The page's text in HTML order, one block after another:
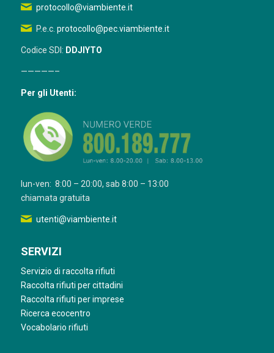
protocollo@viambiente.it
P.e.c. protocollo@pec.viambiente.it
Codice SDI: DDJIYTO
—————–
Per gli Utenti:
lun-ven: 8:00 – 20:00, sab 8:00 – 13:00
chiamata gratuita
utenti@viambiente.it
SERVIZI
Servizio di raccolta rifiuti
Raccolta rifiuti per cittadini
Raccolta rifiuti per imprese
Ricerca ecocentro
Vocabolario rifiuti